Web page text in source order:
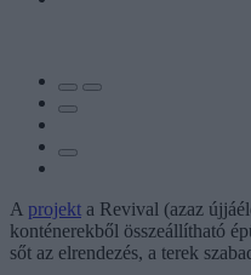
A projekt a Revival (azaz
konténerekből összeállítható
sőt az elrendezés, a terek